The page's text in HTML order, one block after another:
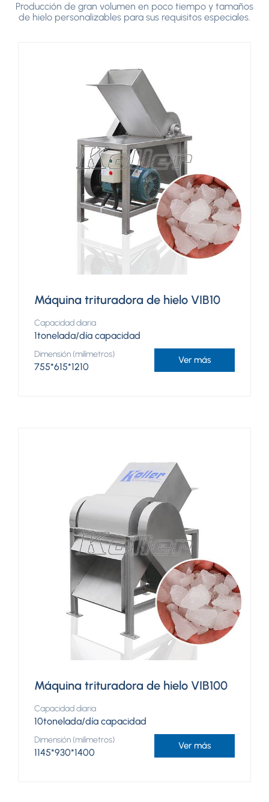
Producción de gran volumen en poco tiempo y tamaños
de hielo personalizables para sus requisitos especiales.
Máquina trituradora de hielo VIB10
Capacidad diaria
1tonelada/día capacidad
Dimensión (milímetros)
755*615*1210
Ver más
Máquina trituradora de hielo VIB100
Capacidad diaria
10tonelada/día capacidad
Dimensión (milímetros)
1145*930*1400
Ver más